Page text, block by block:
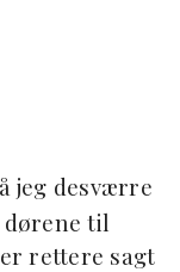
jeg desværre
dørene til
rettere sagt